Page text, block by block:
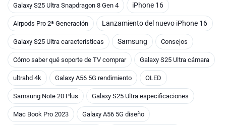
Galaxy S25 Ultra Snapdragon 8 Gen 4 iPhone 16
Airpods Pro 2ª Generación Lanzamiento del nuevo iPhone 16
Galaxy S25 Ultra características Samsung Consejos
Cómo saber qué soporte de TV comprar Galaxy S25 Ultra cámara
ultrahd 4k Galaxy A56 5G rendimiento OLED
Samsung Note 20 Plus Galaxy S25 Ultra especificaciones
Mac Book Pro 2023 Galaxy A56 5G diseño